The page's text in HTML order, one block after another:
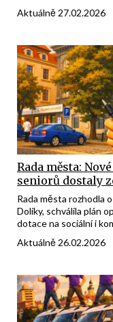
jednou opravdu
Aktuálně 27.02.2026
Rada města:
seniorů dostaly
Rada města rozhodla
Dolíky, schválila plán
dotace na sociální i
Slaném.
Aktuálně 26.02.2026